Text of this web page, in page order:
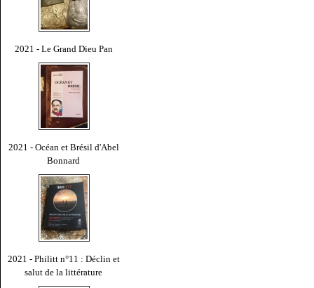
2021 - Le Grand Dieu Pan
2021 - Océan et Brésil d'Abel
Bonnard
2021 - Philitt n°11 : Déclin et
salut de la littérature